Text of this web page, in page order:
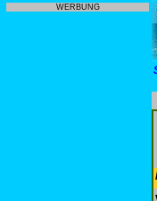
WERBUNG